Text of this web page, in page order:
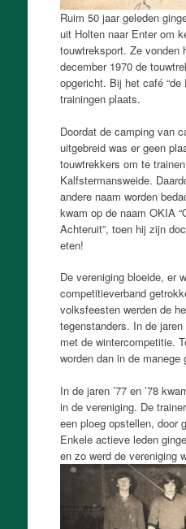
Ruim 50 jaar geleden
uit Holten naar Enter om
touwtreksport. Ze vonden
december 1970 de
opgericht. Bij het café “de
trainingen plaats.
Doordat de camping van
uitgebreid was er geen
touwtrekkers om te
Kalfstermansweide.
andere naam worden
kwam op de naam OKIA
Achteruit”, toen hij zijn
eten!
De vereniging bloeide, er
competitieverband
volksfeesten werden de
tegenstanders. In de jaren
met de wintercompetitie.
worden dan in de manege
In de jaren ’77 en ’78
in de vereniging. De
een ploeg opstellen, door
Enkele actieve leden
en zo werd de vereniging